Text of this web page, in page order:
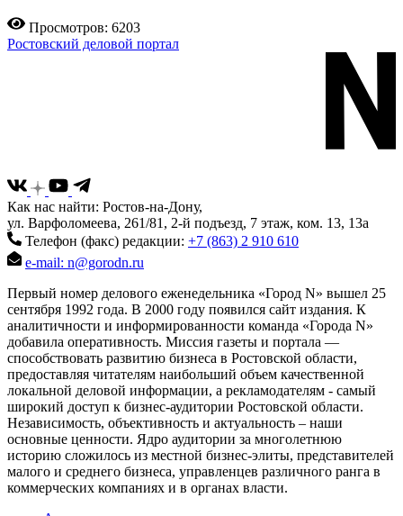
Просмотров: 6203
Ростовский деловой портал
Как нас найти: Ростов-на-Дону,
ул. Варфоломеева, 261/81, 2-й подъезд, 7 этаж, ком. 13, 13а
Телефон (факс) редакции: +7 (863) 2 910 610
e-mail: n@gorodn.ru
Первый номер делового еженедельника «Город N» вышел 25
сентября 1992 года. В 2000 году появился сайт издания. К
аналитичности и информированности команда «Города N»
добавила оперативность. Миссия газеты и портала —
способствовать развитию бизнеса в Ростовской области,
предоставляя читателям наибольший объем качественной
локальной деловой информации, а рекламодателям - самый
широкий доступ к бизнес-аудитории Ростовской области.
Независимость, объективность и актуальность – наши
основные ценности. Ядро аудитории за многолетнюю
историю сложилось из местной бизнес-элиты, представителей
малого и среднего бизнеса, управленцев различного ранга в
коммерческих компаниях и в органах власти.